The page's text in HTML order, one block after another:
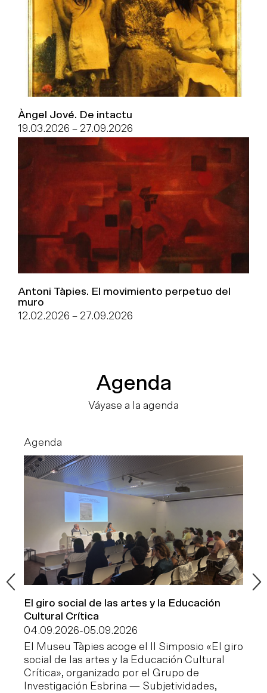
Àngel Jové. De intactu
19.03.2026 – 27.09.2026
Antoni Tàpies. El movimiento perpetuo del
muro
12.02.2026 – 27.09.2026
Agenda
Váyase a la agenda
Agenda
El giro social de las artes y la Educación
Cultural Crítica
04.09.2026-05.09.2026
El Museu Tàpies acoge el II Simposio «El giro
social de las artes y la Educación Cultural
Crítica», organizado por el Grupo de
Investigación Esbrina — Subjetividades,